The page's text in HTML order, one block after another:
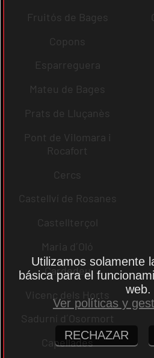
Fruitós de Bages
Copons
Esparreguera
Mateu de Bages
Prats de Lluçanès
Pont de Vilomara i
Rocafort
Cercs
Castellví de Rosanes
Castellterçol
Maria d´Oló
Cardedeu
Vicenç dels Horts
Sadurní d´Osormort
Capellades
Utilizamos solamente
básica para el
web.
Ver políticas y
RECHAZAR